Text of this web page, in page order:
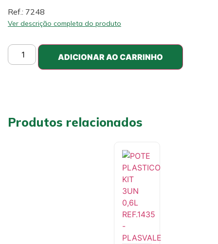
Ref.: 7248
Ver descrição completa do produto
ADICIONAR AO CARRINHO
Produtos relacionados